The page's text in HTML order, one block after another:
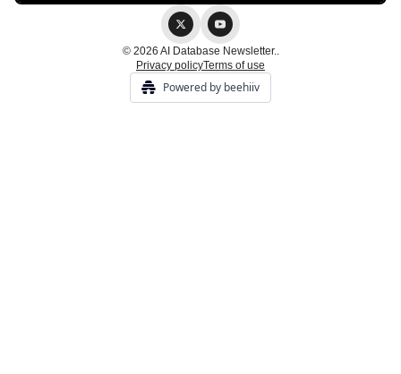
© 2026 AI Database Newsletter..
Privacy policyTerms of use
Powered by beehiiv